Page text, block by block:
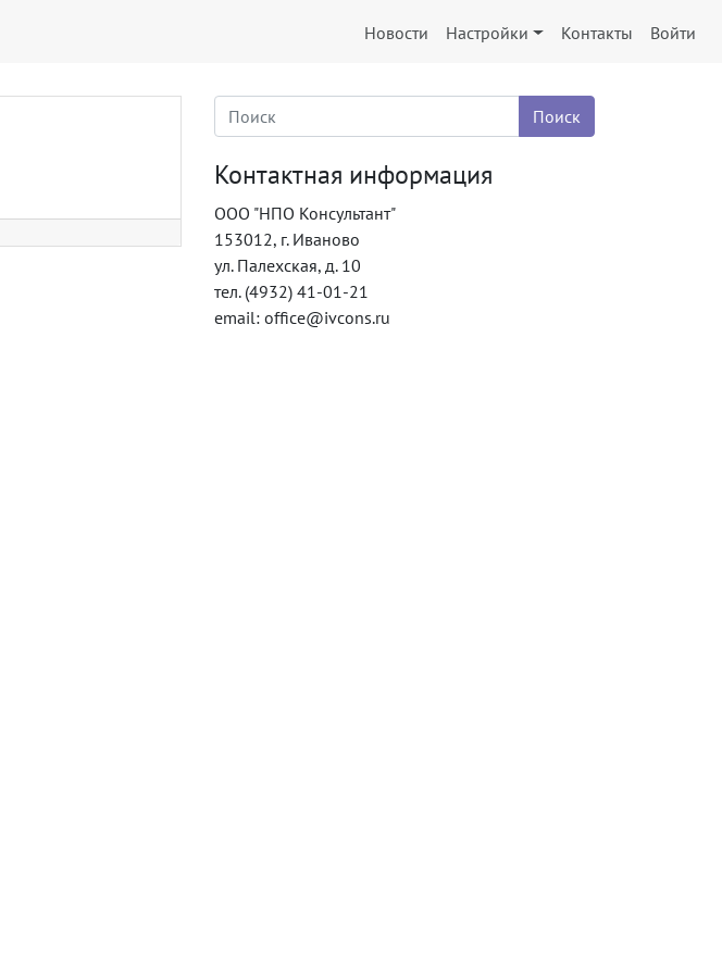
Новости Настройки Контакты Войти
Контактная информация
ООО "НПО Консультант"
153012, г. Иваново
ул. Палехская, д. 10
тел. (4932) 41-01-21
email: office@ivcons.ru